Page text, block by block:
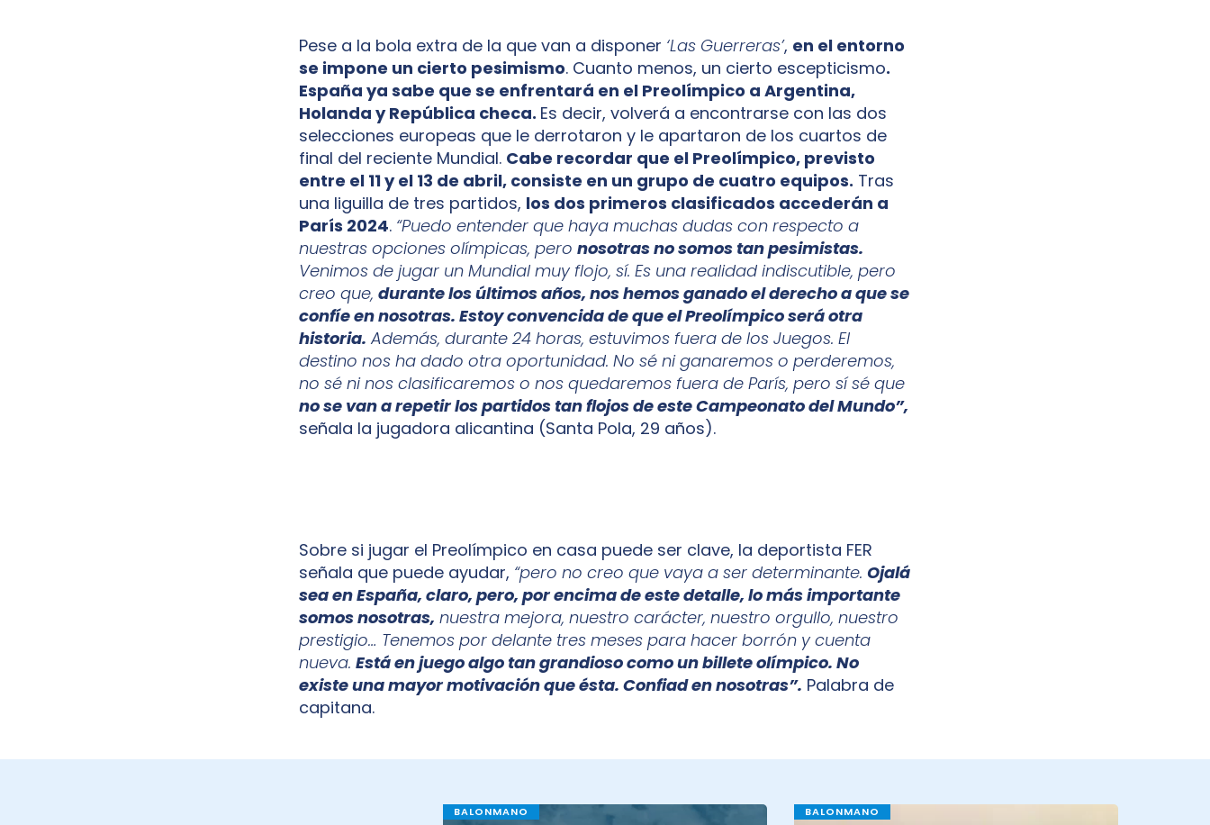
Pese a la bola extra de la que van a disponer ‘Las Guerreras’, en el entorno
se impone un cierto pesimismo. Cuanto menos, un cierto escepticismo.
España ya sabe que se enfrentará en el Preolímpico a Argentina,
Holanda y República checa. Es decir, volverá a encontrarse con las dos
selecciones europeas que le derrotaron y le apartaron de los cuartos de
final del reciente Mundial. Cabe recordar que el Preolímpico, previsto
entre el 11 y el 13 de abril, consiste en un grupo de cuatro equipos. Tras
una liguilla de tres partidos, los dos primeros clasificados accederán a
París 2024. “Puedo entender que haya muchas dudas con respecto a
nuestras opciones olímpicas, pero nosotras no somos tan pesimistas.
Venimos de jugar un Mundial muy flojo, sí. Es una realidad indiscutible, pero
creo que, durante los últimos años, nos hemos ganado el derecho a que se
confíe en nosotras. Estoy convencida de que el Preolímpico será otra
historia. Además, durante 24 horas, estuvimos fuera de los Juegos. El
destino nos ha dado otra oportunidad. No sé ni ganaremos o perderemos,
no sé ni nos clasificaremos o nos quedaremos fuera de París, pero sí sé que
no se van a repetir los partidos tan flojos de este Campeonato del Mundo”,
señala la jugadora alicantina (Santa Pola, 29 años).
Sobre si jugar el Preolímpico en casa puede ser clave, la deportista FER
señala que puede ayudar, “pero no creo que vaya a ser determinante. Ojalá
sea en España, claro, pero, por encima de este detalle, lo más importante
somos nosotras, nuestra mejora, nuestro carácter, nuestro orgullo, nuestro
prestigio… Tenemos por delante tres meses para hacer borrón y cuenta
nueva. Está en juego algo tan grandioso como un billete olímpico. No
existe una mayor motivación que ésta. Confiad en nosotras”. Palabra de
capitana.
BALONMANO BALONMANO